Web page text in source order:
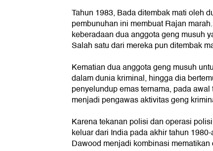
Tahun 1983, Bada ditembak mati oleh
pembunuhan ini membuat Rajan
keberadaan dua anggota geng musuh
Salah satu dari mereka pun ditembak
Kematian dua anggota geng musuh
dalam dunia kriminal, hingga dia
penyelundup emas ternama, pada
menjadi pengawas aktivitas geng
Karena tekanan polisi dan operasi
keluar dari India pada akhir tahun
Dawood menjadi kombinasi